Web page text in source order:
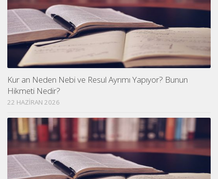
Kur an Neden Nebi ve Resul Ayrımı Yapıyor? Bunun
Hikmeti Nedir?
22 HAZIRAN 2026